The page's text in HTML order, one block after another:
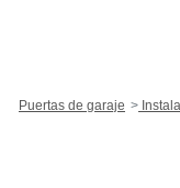
Puertas de garaje